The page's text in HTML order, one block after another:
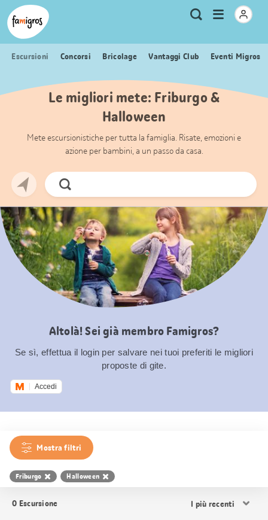
Navigazione
segnalibri
Header
Logo Metanavigazione
Ricerca
Apri
menu
Escursioni Concorsi Bricolage Vantaggi Club Eventi Migros
Le migliori mete: Friburgo &
Halloween
Mete escursionistiche per tutta la famiglia. Risate, emozioni e
azione per bambini, a un passo da casa.
Cerca
ora
Altolà! Sei già membro Famigros?
Se sì, effettua il login per salvare nei tuoi preferiti le migliori
proposte di gite.
Accedi
Mostra filtri
Friburgo Halloween
0 Escursione
i